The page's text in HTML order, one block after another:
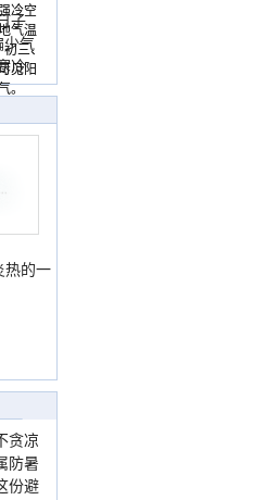
冷空
气温
三、
见阳
。
子
少气
冷
热的一
贪凉
防暑
份避